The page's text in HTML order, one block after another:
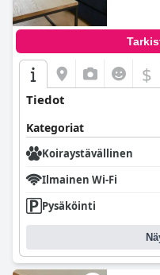
$
Tiedot
Kategoriat
Koiraystävällinen
Ilmainen Wi-Fi
Pysäköinti